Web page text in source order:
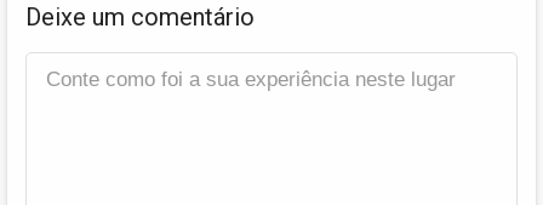
Deixe um comentário